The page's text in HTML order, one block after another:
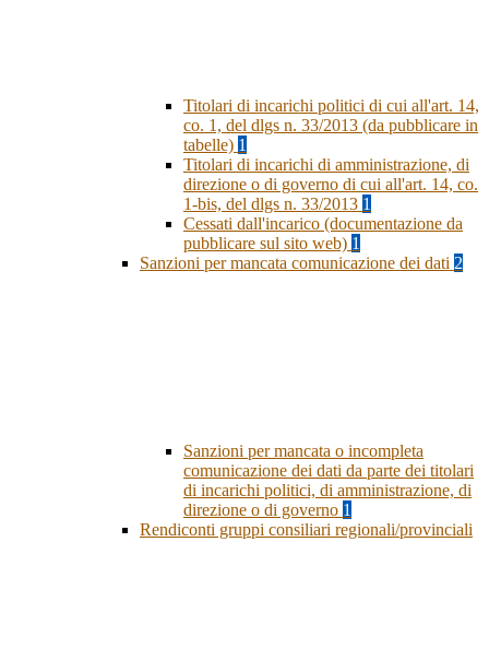
Titolari di incarichi politici di cui all'art. 14,
co. 1, del dlgs n. 33/2013 (da pubblicare in
tabelle) 1
Titolari di incarichi di amministrazione, di
direzione o di governo di cui all'art. 14, co.
1-bis, del dlgs n. 33/2013 1
Cessati dall'incarico (documentazione da
pubblicare sul sito web) 1
Sanzioni per mancata comunicazione dei dati 2
Sanzioni per mancata o incompleta
comunicazione dei dati da parte dei titolari
di incarichi politici, di amministrazione, di
direzione o di governo 1
Rendiconti gruppi consiliari regionali/provinciali